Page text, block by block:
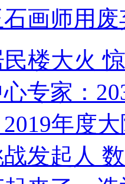
画师用
民楼大火
专家：
年度
发起人